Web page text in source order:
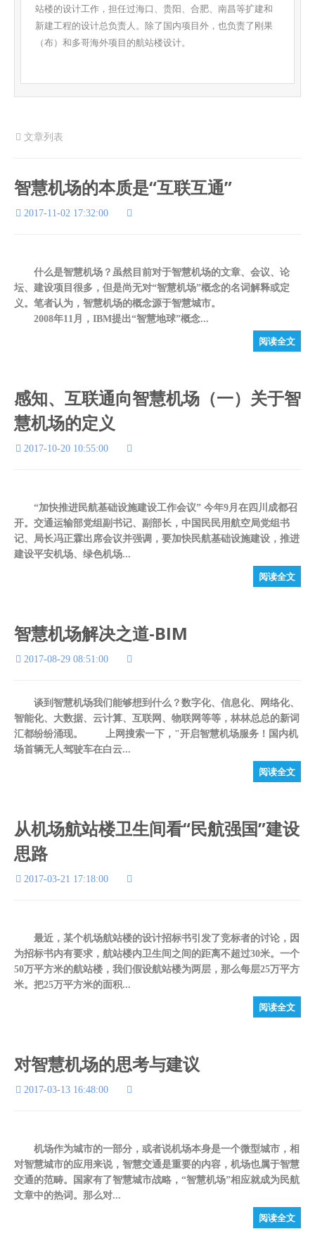
站楼的设计工作，担任过海口、贵阳、合肥、南昌等扩建和
新建工程的设计总负责人。除了国内项目外，也负责了刚果
（布）和多哥海外项目的航站楼设计。
文章列表
智慧机场的本质是“互联互通”
2017-11-02 17:32:00
什么是智慧机场？虽然目前对于智慧机场的文章、会议、论
坛、建设项目很多，但是尚无对“智慧机场”概念的名词解释或定
义。笔者认为，智慧机场的概念源于智慧城市。
2008年11月，IBM提出“智慧地球”概念...
阅读全文
感知、互联通向智慧机场（一）关于智
慧机场的定义
2017-10-20 10:55:00
“加快推进民航基础设施建设工作会议” 今年9月在四川成都召
开。交通运输部党组副书记、副部长，中国民民用航空局党组书
记、局长冯正霖出席会议并强调，要加快民航基础设施建设，推进
建设平安机场、绿色机场...
阅读全文
智慧机场解决之道-BIM
2017-08-29 08:51:00
谈到智慧机场我们能够想到什么？数字化、信息化、网络化、
智能化、大数据、云计算、互联网、物联网等等，林林总总的新词
汇都纷纷涌现。 上网搜索一下，"开启智慧机场服务！国内机
场首辆无人驾驶车在白云...
阅读全文
从机场航站楼卫生间看“民航强国”建设
思路
2017-03-21 17:18:00
最近，某个机场航站楼的设计招标书引发了竞标者的讨论，因
为招标书内有要求，航站楼内卫生间之间的距离不超过30米。一个
50万平方米的航站楼，我们假设航站楼为两层，那么每层25万平方
米。把25万平方米的面积...
阅读全文
对智慧机场的思考与建议
2017-03-13 16:48:00
机场作为城市的一部分，或者说机场本身是一个微型城市，相
对智慧城市的应用来说，智慧交通是重要的内容，机场也属于智慧
交通的范畴。国家有了智慧城市战略，“智慧机场”相应就成为民航
文章中的热词。那么对...
阅读全文